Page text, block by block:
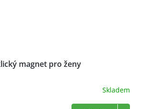
magnet pro ženy
Skladem